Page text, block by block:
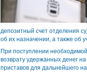
депозитный счет отделения
об их назначении, а также об
При поступлении
возврату удержанных денег
приставов для дальнейшего